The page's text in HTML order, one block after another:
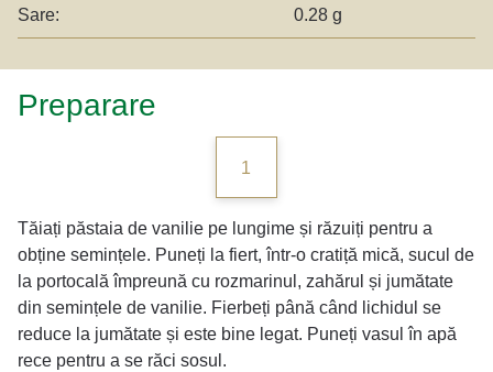
Sare: 0.28 g
Preparare
1
Tăiați păstaia de vanilie pe lungime și răzuiți pentru a
obține semințele. Puneți la fiert, într-o cratiță mică, sucul de
la portocală împreună cu rozmarinul, zahărul și jumătate
din semințele de vanilie. Fierbeți până când lichidul se
reduce la jumătate și este bine legat. Puneți vasul în apă
rece pentru a se răci sosul.